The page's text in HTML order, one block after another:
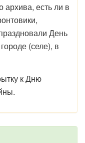
архива, есть ли в
День
(селе), в
к Дню